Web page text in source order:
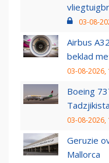
03-08-
Airbus
beklad
03-08-2026,
Boeing
03-08-2026,
Geruzie
Mallorca